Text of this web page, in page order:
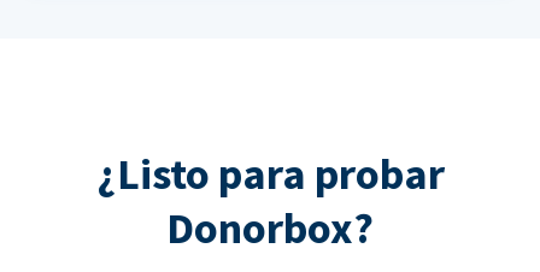
¿Listo para probar
Donorbox?